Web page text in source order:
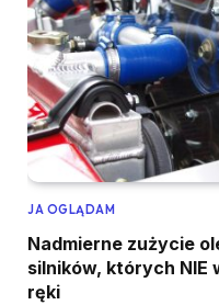
JA OGLĄDAM
Nadmierne zużycie
silników, których NIE
ręki